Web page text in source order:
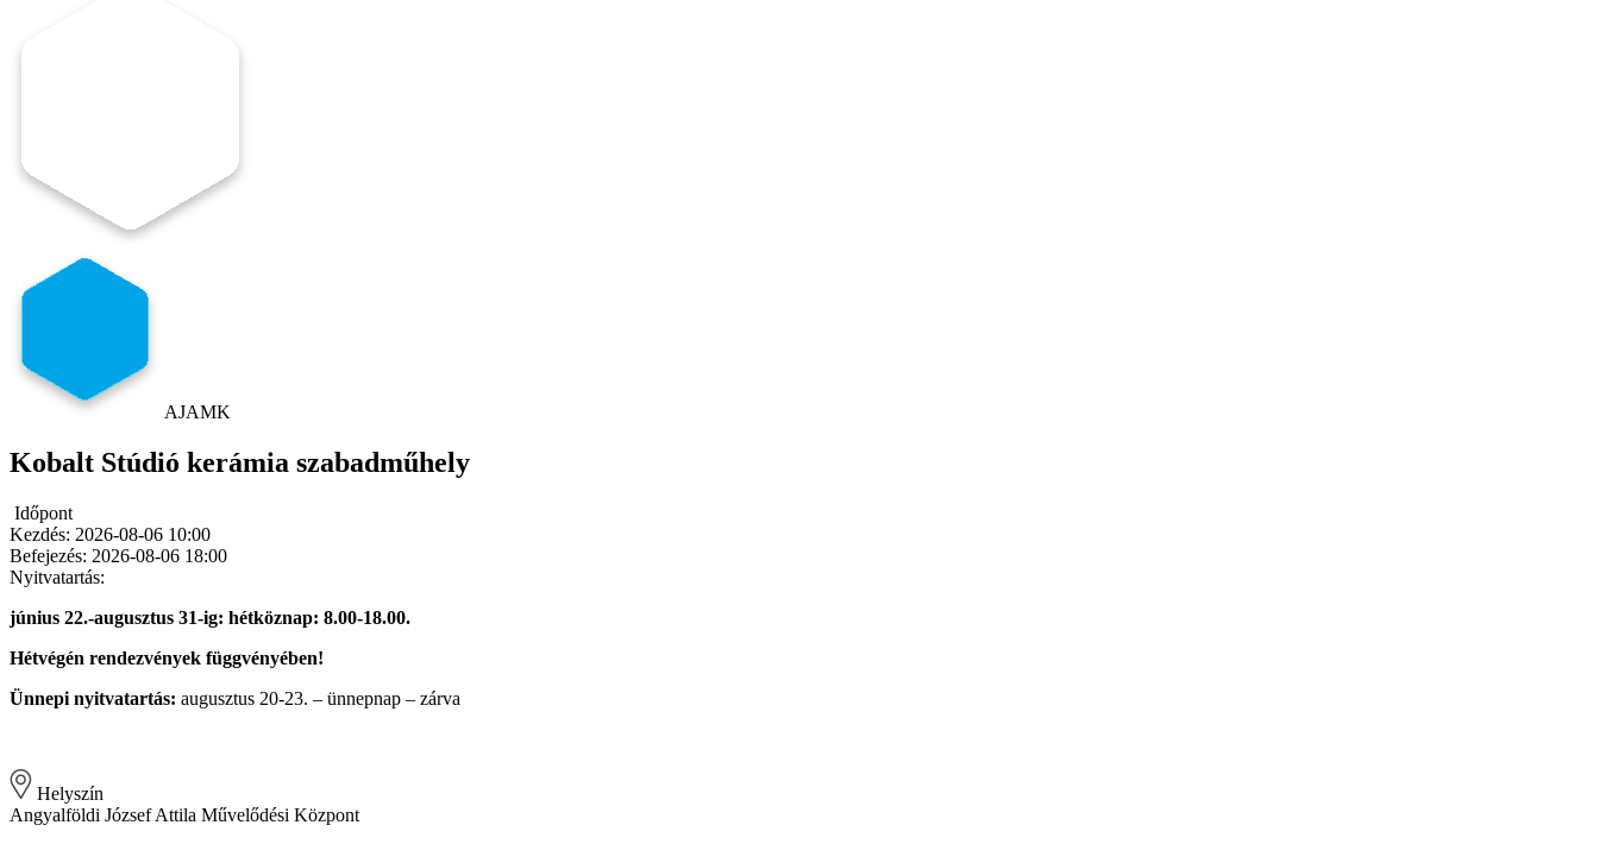
AJAMK
Kobalt Stúdió kerámia szabadműhely
Időpont
Kezdés: 2026-08-06 10:00
Befejezés: 2026-08-06 18:00
Nyitvatartás:
június 22.-augusztus 31-ig: hétköznap: 8.00-18.00.
Hétvégén rendezvények függvényében!
Ünnepi nyitvatartás: augusztus 20-23. – ünnepnap – zárva
Helyszín
Angyalföldi József Attila Művelődési Központ